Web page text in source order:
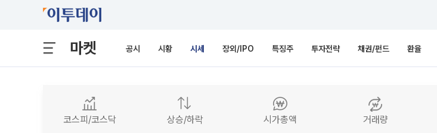
마켓 공시 시황 시세 장외/IPO 특징주 투자전략 채권/펀드 환율
코스피/코스닥 상승/하락 시가총액 거래량